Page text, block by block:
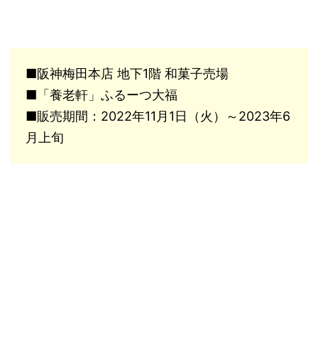
■阪神梅田本店 地下1階 和菓子売場
■「養老軒」ふるーつ大福
■販売期間：2022年11月1日（火）～2023年6
月上旬